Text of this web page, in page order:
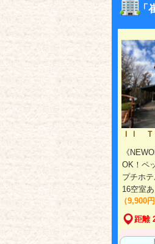
「
Ｉｌ Ｔ
《
OK！ペ
プチホ
16空室あ
（9,900円
距離